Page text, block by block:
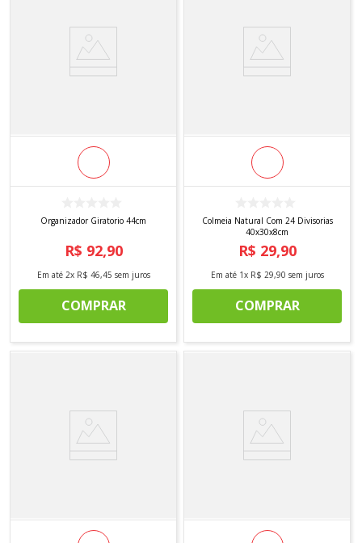
Organizador Giratorio 44cm
R$ 92,90
Em até 2x R$ 46,45 sem juros
COMPRAR
Colmeia Natural Com 24 Divisorias
40x30x8cm
R$ 29,90
Em até 1x R$ 29,90 sem juros
COMPRAR